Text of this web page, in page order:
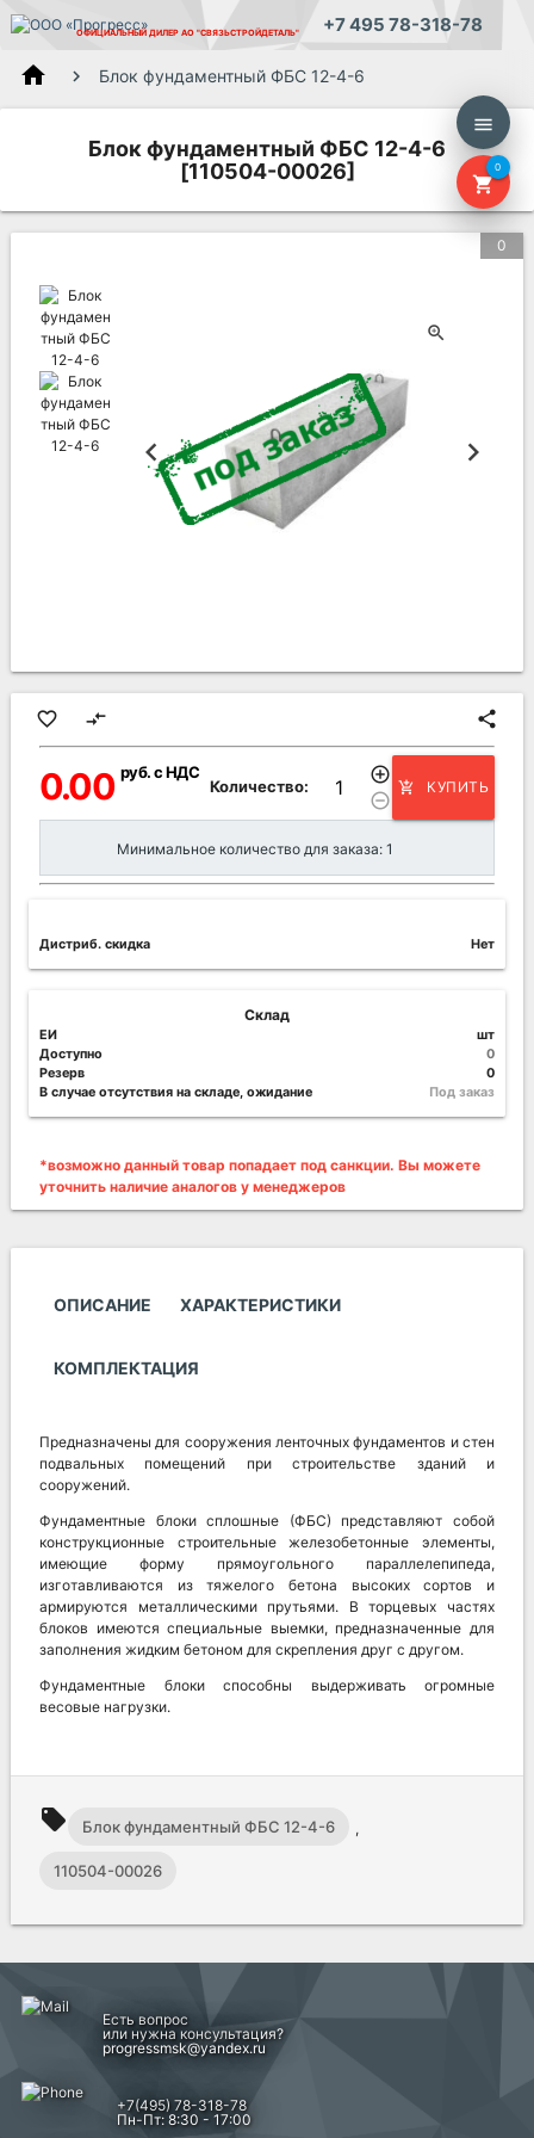
ОФИЦИАЛЬНЫЙ ДИЛЕР АО "СВЯЗЬСТРОЙДЕТАЛЬ" +7 495 78-318-78
menu
shopping_cart
0
home Блок фундаментный ФБС 12-4-6
Блок фундаментный ФБС 12-4-6
[110504-00026]
0
favorite_border compare_arrows share
0.00 руб. с НДС
Количество:
add_circle_outline
remove_circle_outline
add_shopping_cart КУПИТЬ
Минимальное количество для заказа: 1
Дистриб. скидка Нет
Склад
ЕИ
шт
Доступно
0
Резерв
0
В случае отсутствия на складе, ожидание
Под заказ
*возможно данный товар попадает под санкции. Вы можете
уточнить наличие аналогов у менеджеров
ОПИСАНИЕ ХАРАКТЕРИСТИКИ
КОМПЛЕКТАЦИЯ
Предназначены для сооружения ленточных фундаментов и стен
подвальных помещений при строительстве зданий и
сооружений.
Фундаментные блоки сплошные (ФБС) представляют собой
конструкционные строительные железобетонные элементы,
имеющие форму прямоугольного параллелепипеда,
изготавливаются из тяжелого бетона высоких сортов и
армируются металлическими прутьями. В торцевых частях
блоков имеются специальные выемки, предназначенные для
заполнения жидким бетоном для скрепления друг с другом.
Фундаментные блоки способны выдерживать огромные
весовые нагрузки.
local_offer Блок фундаментный ФБС 12-4-6 ,
110504-00026
Есть вопрос
или нужна консультация?
progressmsk@yandex.ru
+7(495) 78-318-78
Пн-Пт: 8:30 - 17:00